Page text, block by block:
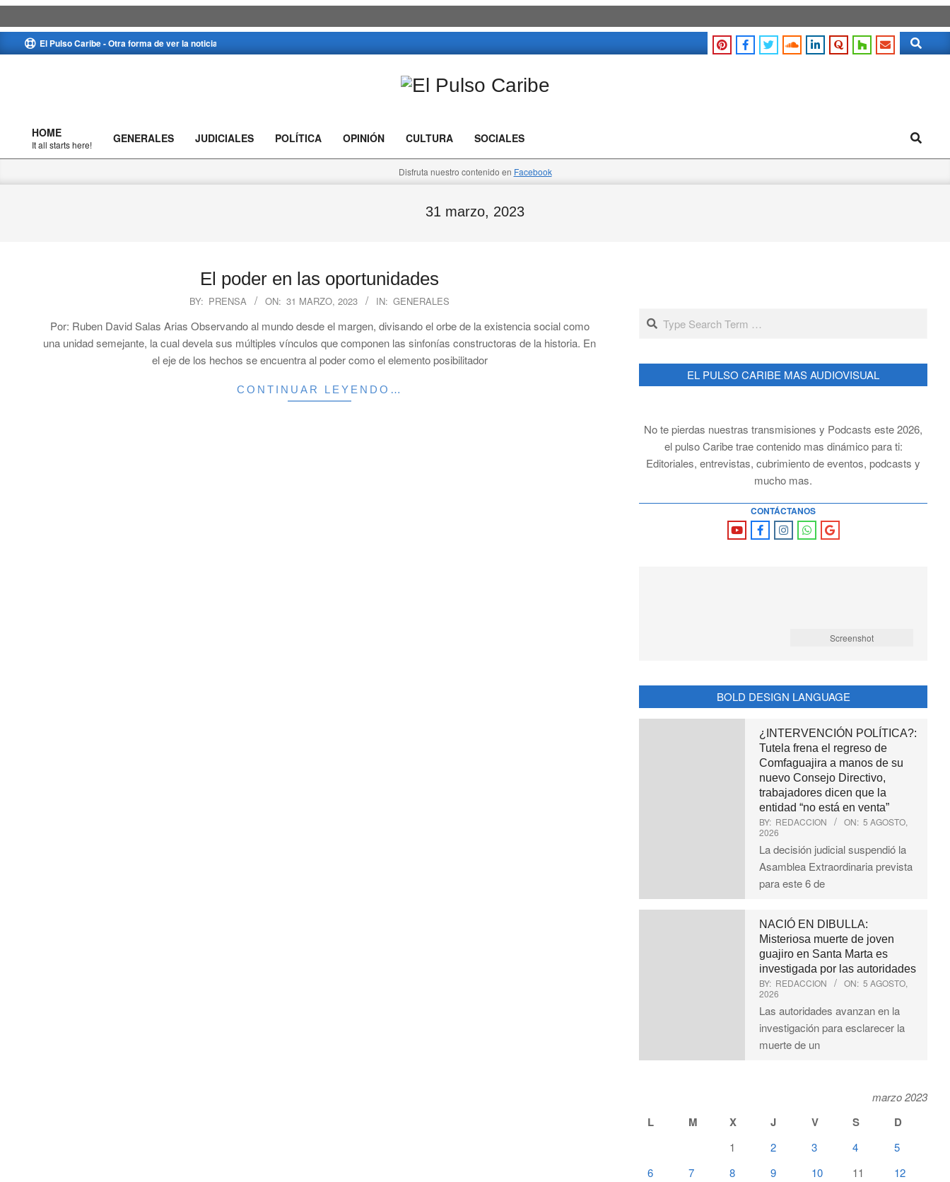
to
El Pulso Caribe - Otra forma de ver la noticia Search
Caribe
Primary
Navigation
HOME
It all starts here! GENERALES JUDICIALES POLÍTICA OPINIÓN CULTURA SOCIALES Search
Disfruta nuestro contenido en Facebook
31 marzo, 2023
El poder en las oportunidades
31
BY: PRENSA ON: 31 MARZO, 2023 IN: GENERALES
Por: Ruben David Salas Arias Observando al mundo desde el margen, divisando el orbe de la existencia social como
una unidad semejante, la cual devela sus múltiples vínculos que componen las sinfonías constructoras de la historia. En
el eje de los hechos se encuentra al poder como el elemento posibilitador
CONTINUAR LEYENDO…
Search
EL PULSO CARIBE MAS AUDIOVISUAL
No te pierdas nuestras transmisiones y Podcasts este 2026,
el pulso Caribe trae contenido mas dinámico para ti:
Editoriales, entrevistas, cubrimiento de eventos, podcasts y
mucho mas.
CONTÁCTANOS
Screenshot
BOLD DESIGN LANGUAGE
¿INTERVENCIÓN POLÍTICA?:
Tutela frena el regreso de
Comfaguajira a manos de su
nuevo Consejo Directivo,
trabajadores dicen que la
entidad “no está en venta”
BY: REDACCION ON: 5 AGOSTO,
2026
La decisión judicial suspendió la
Asamblea Extraordinaria prevista
para este 6 de
NACIÓ EN DIBULLA:
Misteriosa muerte de joven
guajiro en Santa Marta es
investigada por las autoridades
BY: REDACCION ON: 5 AGOSTO,
2026
Las autoridades avanzan en la
investigación para esclarecer la
muerte de un
marzo 2023
L M X J V S D
1 2 3 4
5
6
7 8 9 10 11
12